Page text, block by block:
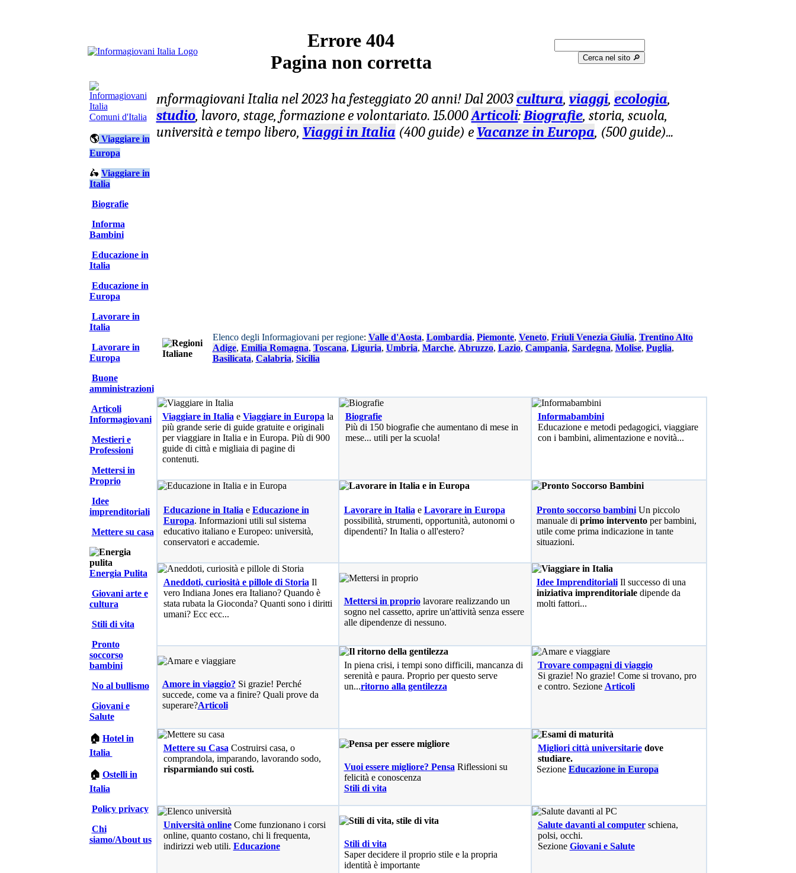
Errore 404
Pagina non corretta
Cerca nel sito 🔎︎
Comuni d'Italia
🌎Viaggiare in
Europa
🛵 Viaggiare in
Italia
Biografie
Informa
Bambini
Educazione in
Italia
Educazione in
Europa
Lavorare in
Italia
Lavorare in
Europa
Buone
amministrazioni
Articoli
Informagiovani
Mestieri e
Professioni
Mettersi in
Proprio
Idee
imprenditoriali
Mettere su casa
Energia Pulita
Giovani arte e
cultura
Stili di vita
Pronto
soccorso
bambini
No al bullismo
Giovani e
Salute
🏠 Hotel in
Italia
🏠 Ostelli in
Italia
Policy privacy
Chi
siamo/About us
InformagiovaniItalia nel 2023 ha festeggiato 20 anni! Dal 2003cultura, viaggi, ecologia,
studio, lavoro, stage, formazione e volontariato. 15.000Articoli:Biografie, storia, scuola,
università e tempo libero, Viaggi in Italia (400 guide) e Vacanze in Europa, (500 guide)...
Elenco degli Informagiovani per regione: Valle d'Aosta, Lombardia, Piemonte, Veneto, Friuli Venezia Giulia, Trentino Alto
Adige, Emilia Romagna, Toscana, Liguria, Umbria, Marche, Abruzzo, Lazio, Campania, Sardegna, Molise, Puglia,
Basilicata, Calabria, Sicilia
Viaggiare in Italia e Viaggiare in Europa la
più grande serie di guide gratuite e originali
per viaggiare in Italia e in Europa. Più di 900
guide di città e migliaia di pagine di
contenuti.
Biografie
Più di 150 biografie che aumentano di mese in
mese... utili per la scuola!
Informabambini
Educazione e metodi pedagogici, viaggiare
con i bambini, alimentazione e novità...
Educazione in Italia e Educazione in
Europa. Informazioni utili sul sistema
educativo italiano e Europeo: università,
conservatori e accademie.
Lavorare in Italia e Lavorare in Europa
possibilità, strumenti, opportunità, autonomi o
dipendenti? In Italia o all'estero?
Pronto soccorso bambiniUn piccolo
manuale di primo interventoper bambini,
utile come prima indicazione in tante
situazioni.
Aneddoti, curiosità e pillole di Storia Il
vero Indiana Jones era Italiano? Quando è
stata rubata la Gioconda? Quanti sono i diritti
umani? Ecc ecc...
Mettersi in propriolavorare realizzando un
sogno nel cassetto, aprire un'attività senza essere
alle dipendenze di nessuno.
Idee ImprenditorialiIl successo di una
iniziativa imprenditorialedipende da
molti fattori...
Amore in viaggio? Si grazie! Perché
succede, come va a finire? Quali prove da
superare?Articoli
In piena crisi, i tempi sono difficili, mancanza di
serenità e paura. Proprio per questo serve
un...ritorno alla gentilezza
Trovare compagni di viaggio
Si grazie! No grazie! Come si trovano, pro
e contro. Sezione Articoli
Mettere su Casa Costruirsi casa, o
comprandola, imparando, lavorando sodo,
risparmiando sui costi.
Vuoi essere migliore? Pensa Riflessioni su
felicità e conoscenza
Stili di vita
Migliori città universitariedove
studiare.
Sezione Educazione in Europa
Università online Come funzionano i corsi
online, quanto costano, chi li frequenta,
indirizzi web utili. Educazione
Stili di vita
Saper decidere il proprio stile e la propria
identità è importante
Salute davanti al computerschiena,
polsi, occhi.
Sezione Giovani e Salute